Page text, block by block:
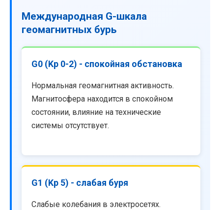
Международная G-шкала
геомагнитных бурь
G0 (Kp 0-2) - спокойная обстановка
Нормальная геомагнитная активность.
Магнитосфера находится в спокойном
состоянии, влияние на технические
системы отсутствует.
G1 (Kp 5) - слабая буря
Слабые колебания в электросетях.